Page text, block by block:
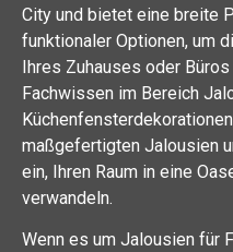
City und bietet eine breite
funktionaler Optionen, um
Ihres Zuhauses oder
Fachwissen im Bereich
maßgefertigten Jalousien
ein, Ihren Raum in eine
verwandeln.
Wenn es um Jalousien für